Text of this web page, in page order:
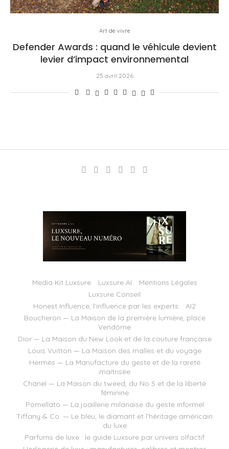
Art de vivre
Defender Awards : quand le véhicule devient
levier d’impact environnemental
25 avril 2026
Media Kit Luxsure Luxsure AI
Mentions Légales
Luxsure Conseil
Honest Influence, l’influence par les experts
AI2
Boucheron — La Maison de la première lumière, place
Vendôme
Dior — La Maison du New Look et de la couture française
Louis Vuitton — La Maison des malles et du voyage
Hermès — La Manufacture du geste et de la rareté
maîtrisée
Chanel — La Maison du tweed, du No 5 et de la liberté
féminine
Pomellato — La joaillerie milanaise du geste informel
Tiffany & Co. — Le bleu, le diamant et l’héritage américain
du luxe
Parfums de luxe : le guide Luxsure par univers olfactif